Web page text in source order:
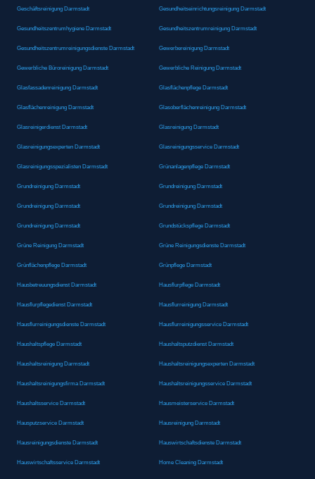
Geschäftsreinigung Darmstadt Gesundheitseinrichtungsreinigung Darmstadt
Gesundheitszentrumhygiene Darmstadt Gesundheitszentrumreinigung Darmstadt
Gesundheitszentrumreinigungsdienste Darmstadt Gewerbereinigung Darmstadt
Gewerbliche Büroreinigung Darmstadt Gewerbliche Reinigung Darmstadt
Glasfassadenreinigung Darmstadt Glasflächenpflege Darmstadt
Glasflächenreinigung Darmstadt Glasoberflächenreinigung Darmstadt
Glasreinigerdienst Darmstadt Glasreinigung Darmstadt
Glasreinigungsexperten Darmstadt Glasreinigungsservice Darmstadt
Glasreinigungsspezialisten Darmstadt Grünanlagenpflege Darmstadt
Grundreinigung Darmstadt Grundreinigung Darmstadt
Grundreinigung Darmstadt Grundreinigung Darmstadt
Grundreinigung Darmstadt Grundstückspflege Darmstadt
Grüne Reinigung Darmstadt Grüne Reinigungsdienste Darmstadt
Grünflächenpflege Darmstadt Grünpflege Darmstadt
Hausbetreuungsdienst Darmstadt Hausflurpflege Darmstadt
Hausflurpflegedienst Darmstadt Hausflurreinigung Darmstadt
Hausflurreinigungsdienste Darmstadt Hausflurreinigungsservice Darmstadt
Haushaltspflege Darmstadt Haushaltsputzdienst Darmstadt
Haushaltsreinigung Darmstadt Haushaltsreinigungsexperten Darmstadt
Haushaltsreinigungsfirma Darmstadt Haushaltsreinigungsservice Darmstadt
Haushaltsservice Darmstadt Hausmeisterservice Darmstadt
Hausputzservice Darmstadt Hausreinigung Darmstadt
Hausreinigungsdienste Darmstadt Hauswirtschaftsdienste Darmstadt
Hauswirtschaftsservice Darmstadt Home Cleaning Darmstadt